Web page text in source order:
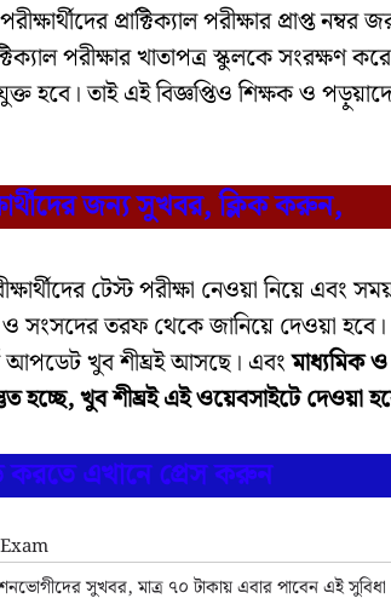
প্রাক্টিক্যাল পরীক্ষার প্রাপ্ত
পরীক্ষার খাতাপত্র স্কুলকে সংরক্ষণ
যুক্ত হবে। তাই এই বিজ্ঞপ্তিও শিক্ষক ও
জন্য সুখবর, ক্লিক করুন,
টেস্ট পরীক্ষা নেওয়া নিয়ে এবং
ও সংসদের তরফ থেকে জানিয়ে দেওয়া
আপডেট খুব শীঘ্রই আসছে। এবংমাধ্যমিক
হচ্ছে, খুব শীঘ্রই এই ওয়েবসাইটে দেওয়া
করতে এখানে প্রেস করুন
সুখবর, মাত্র ৭০ টাকায় এবার পাবেন এই সুবিধা